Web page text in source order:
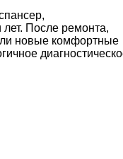
После ремонта,
новые комфортные